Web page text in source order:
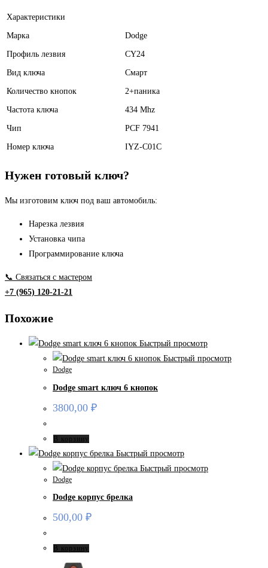
Характеристики
Марка Dodge
Профиль лезвия CY24
Вид ключа Смарт
Количество кнопок 2+паника
Частота ключа 434 Mhz
Чип PCF 7941
Номер ключа IYZ-C01C
Нужен готовый ключ?
Мы изготовим ключ под ваш автомобиль:
Нарезка лезвия
Установка чипа
Программирование ключа
📞 Связаться с мастером
+7 (965) 120-21-21
Похожие
Быстрый просмотр
Быстрый просмотр
Dodge
Dodge smart ключ 6 кнопок
3800,00 ₽
В корзину
Быстрый просмотр
Быстрый просмотр
Dodge
Dodge корпус брелка
500,00 ₽
В корзину